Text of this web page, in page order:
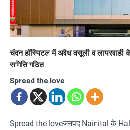
चंदन हॉस्पिटल में अवैध वसूली व लापरवाही
समिति गठित
Spread the love
Spread the loveजनपद Nainital के